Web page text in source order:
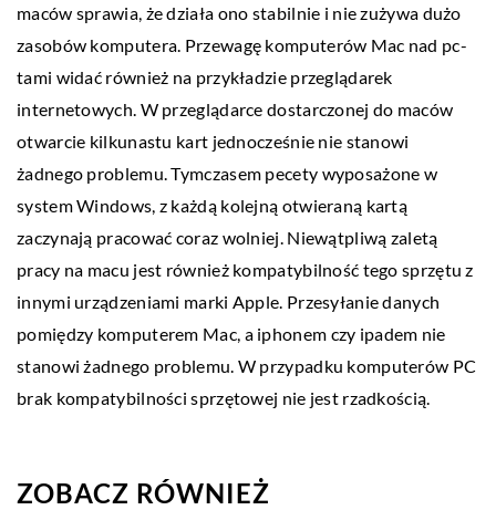
maców sprawia, że działa ono stabilnie i nie zużywa dużo
zasobów komputera. Przewagę komputerów Mac nad pc-
tami widać również na przykładzie przeglądarek
internetowych. W przeglądarce dostarczonej do maców
otwarcie kilkunastu kart jednocześnie nie stanowi
żadnego problemu. Tymczasem pecety wyposażone w
system Windows, z każdą kolejną otwieraną kartą
zaczynają pracować coraz wolniej. Niewątpliwą zaletą
pracy na macu jest również kompatybilność tego sprzętu z
innymi urządzeniami marki Apple. Przesyłanie danych
pomiędzy komputerem Mac, a iphonem czy ipadem nie
stanowi żadnego problemu. W przypadku komputerów PC
brak kompatybilności sprzętowej nie jest rzadkością.
ZOBACZ RÓWNIEŻ